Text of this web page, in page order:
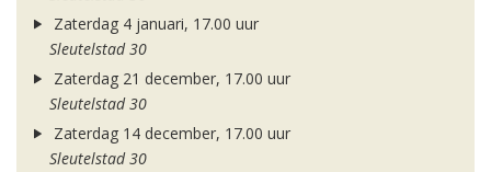
Zaterdag 4 januari, 17.00 uur
Sleutelstad 30
Zaterdag 21 december, 17.00 uur
Sleutelstad 30
Zaterdag 14 december, 17.00 uur
Sleutelstad 30